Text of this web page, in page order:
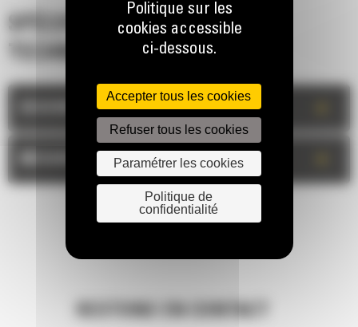
SPÉCIFICATIONS
TECHNIQUES
DESCRIPTION
RESTONS EN CONTACT
Politique sur les
cookies accessible
ci-dessous.
Accepter tous les cookies
Refuser tous les cookies
Paramétrer les cookies
Politique de
confidentialité